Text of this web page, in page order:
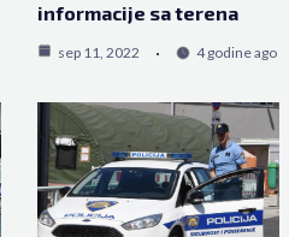
informacije sa terena
sep 11, 2022 4 godine ago